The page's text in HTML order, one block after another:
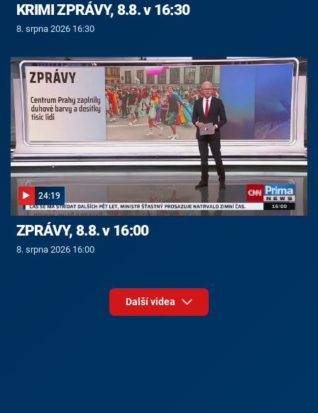
KRIMI ZPRÁVY, 8.8. v 16:30
8. srpna 2026 16:30
24:19
ZPRÁVY, 8.8. v 16:00
8. srpna 2026 16:00
Další videa